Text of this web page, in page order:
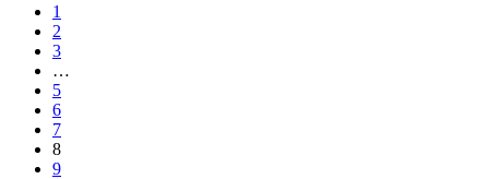
1
2
3
…
5
6
7
8
9